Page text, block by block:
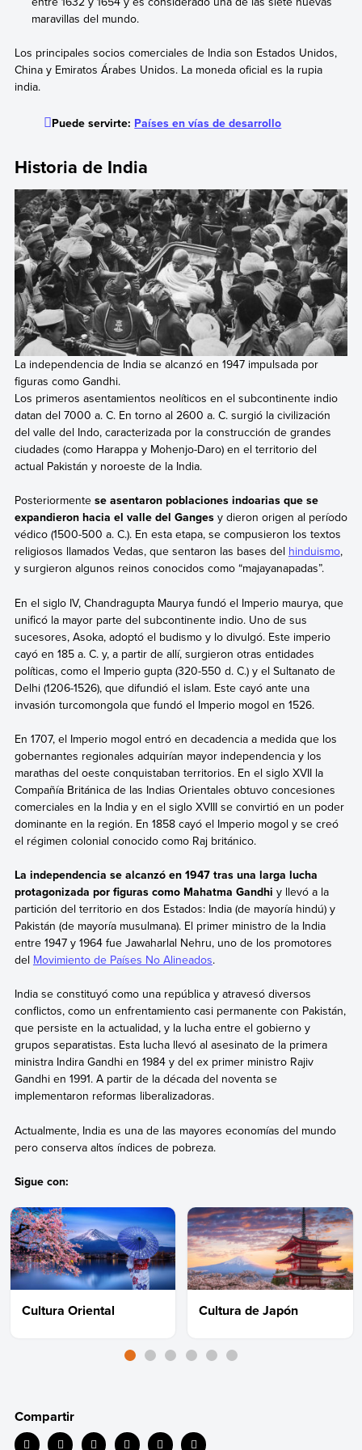
maravillas del mundo.
Los principales socios comerciales de India son Estados Unidos,
China y Emiratos Árabes Unidos. La moneda oficial es la rupia
india.
Puede servirte: Países en vías de desarrollo
Historia de India
La independencia de India se alcanzó en 1947 impulsada por
figuras como Gandhi.
Los primeros asentamientos neolíticos en el subcontinente indio
datan del 7000 a. C. En torno al 2600 a. C. surgió la civilización
del valle del Indo, caracterizada por la construcción de grandes
ciudades (como Harappa y Mohenjo-Daro) en el territorio del
actual Pakistán y noroeste de la India.
Posteriormente se asentaron poblaciones indoarias que se
expandieron hacia el valle del Gangesy dieron origen al período
védico (1500-500 a. C.). En esta etapa, se compusieron los textos
religiosos llamados Vedas, que sentaron las bases del hinduismo,
y surgieron algunos reinos conocidos como “majayanapadas”.
En el siglo IV, Chandragupta Maurya fundó el Imperio maurya, que
unificó la mayor parte del subcontinente indio. Uno de sus
sucesores, Asoka, adoptó el budismo y lo divulgó. Este imperio
cayó en 185 a. C. y, a partir de allí, surgieron otras entidades
políticas, como el Imperio gupta (320-550 d. C.) y el Sultanato de
Delhi (1206-1526), que difundió el islam. Este cayó ante una
invasión turcomongola que fundó el Imperio mogol en 1526.
En 1707, el Imperio mogol entró en decadencia a medida que los
gobernantes regionales adquirían mayor independencia y los
marathas del oeste conquistaban territorios. En el siglo XVII la
Compañía Británica de las Indias Orientales obtuvo concesiones
comerciales en la India y en el siglo XVIII se convirtió en un poder
dominante en la región. En 1858 cayó el Imperio mogol y se creó
el régimen colonial conocido como Raj británico.
La independencia se alcanzó en 1947 tras una larga lucha
protagonizada por figuras como Mahatma Gandhi y llevó a la
partición del territorio en dos Estados: India (de mayoría hindú) y
Pakistán (de mayoría musulmana). El primer ministro de la India
entre 1947 y 1964 fue Jawaharlal Nehru, uno de los promotores
del Movimiento de Países No Alineados.
India se constituyó como una república y atravesó diversos
conflictos, como un enfrentamiento casi permanente con Pakistán,
que persiste en la actualidad, y la lucha entre el gobierno y
grupos separatistas. Esta lucha llevó al asesinato de la primera
ministra Indira Gandhi en 1984 y del ex primer ministro Rajiv
Gandhi en 1991. A partir de la década del noventa se
implementaron reformas liberalizadoras.
Actualmente, India es una de las mayores economías del mundo
pero conserva altos índices de pobreza.
Sigue con:
Cultura Oriental Cultura de Japón
Compartir